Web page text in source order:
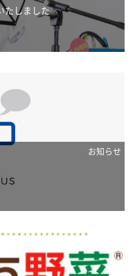
たしました
お知らせ